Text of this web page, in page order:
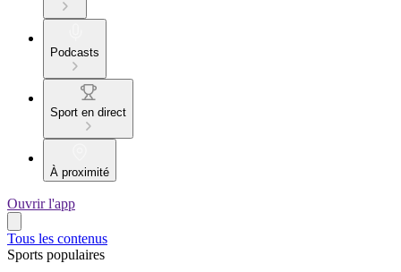
Podcasts
Sport en direct
À proximité
Ouvrir l'app
Tous les contenus
Sports populaires